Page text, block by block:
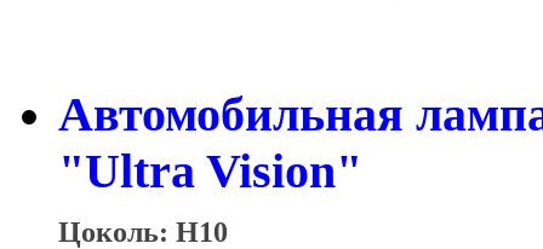
Автомобильная
"Ultra Vision"
Цоколь: H10